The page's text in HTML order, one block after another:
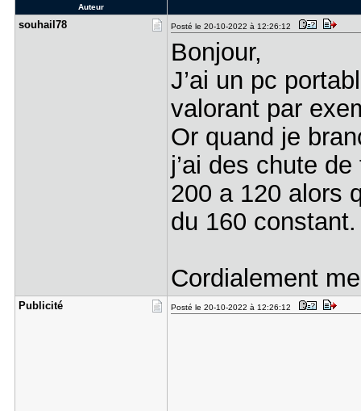
Auteur
souhail78 Posté le 20-10-2022 à 12:26:12
Bonjour,
J’ai un pc
valorant par
Or quand je
j’ai des chute
200 a 120 alors
du 160 constant.
Cordialement
Publicité Posté le 20-10-2022 à 12:26:12